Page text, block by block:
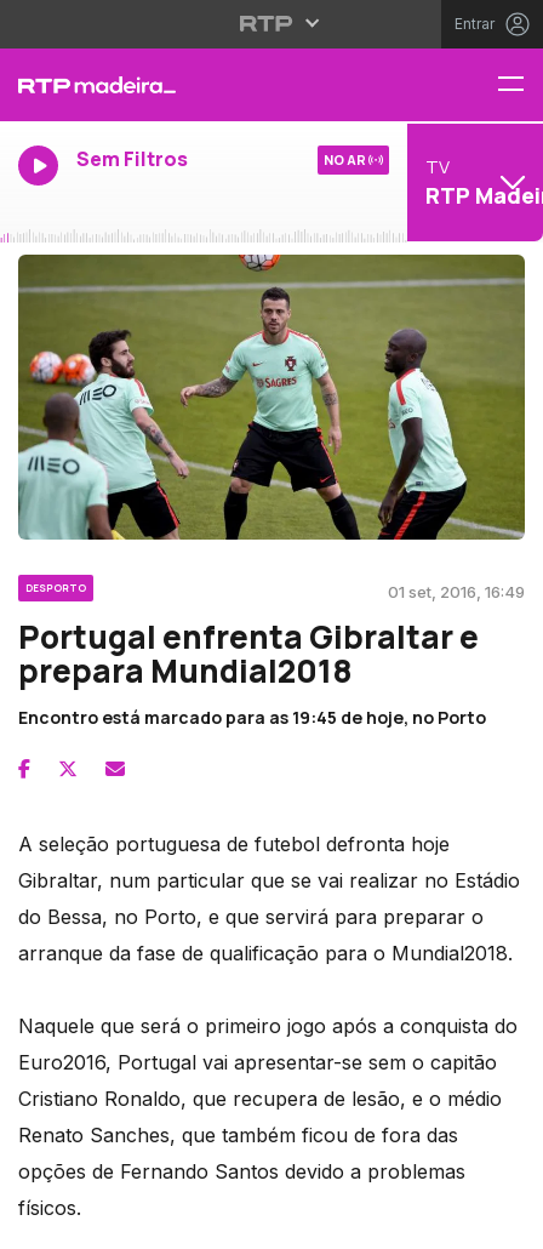
Entrar
Sem Filtros NO AR TV
RTP
DESPORTO 01 set, 2016, 16:49
Portugal enfrenta Gibraltar e
prepara Mundial2018
Encontro está marcado para as 19:45 de hoje, no Porto
A seleção portuguesa de futebol defronta hoje
Gibraltar, num particular que se vai realizar no Estádio
do Bessa, no Porto, e que servirá para preparar o
arranque da fase de qualificação para o Mundial2018.
Naquele que será o primeiro jogo após a conquista do
Euro2016, Portugal vai apresentar-se sem o capitão
Cristiano Ronaldo, que recupera de lesão, e o médio
Renato Sanches, que também ficou de fora das
opções de Fernando Santos devido a problemas
físicos.